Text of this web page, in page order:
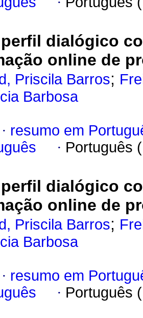
dialógico
online de
Priscila Barros;
Barbosa
· resumo em
· Português
dialógico
online de
Priscila Barros;
Barbosa
· resumo em
· Português